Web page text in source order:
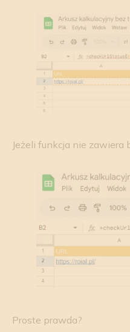
Jeżeli funkcja nie
Proste prawda?